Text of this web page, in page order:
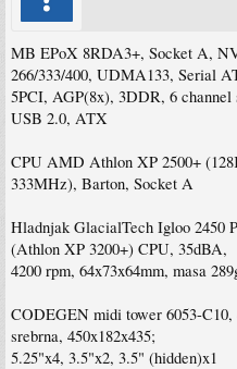
MB EPoX 8RDA3+, Socket A,
266/333/400, UDMA133, Serial
5PCI, AGP(8x), 3DDR, 6
USB 2.0, ATX
CPU AMD Athlon XP 2500+
333MHz), Barton, Socket A
Hladnjak GlacialTech Igloo 2450
(Athlon XP 3200+) CPU, 35dBA,
4200 rpm, 64x73x64mm, masa
CODEGEN midi tower 6053-
srebrna, 450x182x435;
5.25"x4, 3.5"x2, 3.5" (hidden)x1